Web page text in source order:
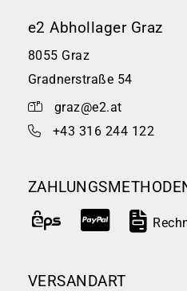
e2 Abhollager Graz
8055 Graz
Gradnerstraße 54
graz@e2.at
+43 316 244 122
VERSANDART